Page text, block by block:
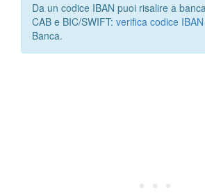
Da un codice IBAN puoi risalire a
CAB e BIC/SWIFT: verifica codice IBAN
Banca.